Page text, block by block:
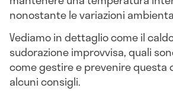
nonostante le variazioni
Vediamo in dettaglio come il
sudorazione improvvisa, quali
come gestire e prevenire questa
alcuni consigli.